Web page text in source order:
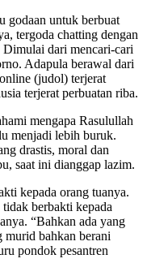
godaan untuk berbuat
tergoda chatting dengan
dari mencari-cari
Adapula berawal dari
(judol) terjerat
terjerat perbuatan riba.
mengapa Rasulullah
menjadi lebih buruk.
drastis, moral dan
saat ini dianggap lazim.
kepada orang tuanya.
berbakti kepada
“Bahkan ada yang
murid bahkan berani
pondok pesantren